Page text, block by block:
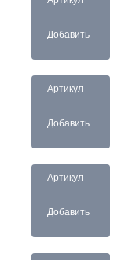
Добавить
Артикул
Добавить
Артикул
Добавить